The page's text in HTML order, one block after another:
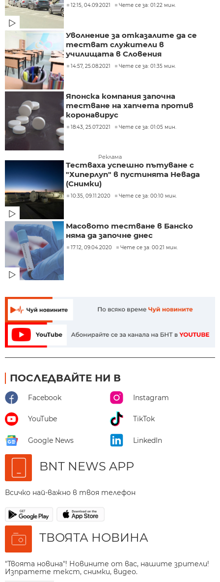
12:15, 04.09.2021 Чете се за: 01:22 мин.
Уволнение за отказалите да се
тестват служители в
училищата в Словения
14:57, 25.08.2021 Чете се за: 01:35 мин.
Японска компания започна
тестване на хапчета против
коронавирус
18:43, 25.07.2021 Чете се за: 01:05 мин.
Реклама
Тестваха успешно пътуване с
"Хиперлуп" в пустинята Невада
(Снимки)
10:35, 09.11.2020 Чете се за: 00:10 мин.
Масовото тестване в Банско
няма да започне днес
17:12, 09.04.2020 Чете се за: 00:21 мин.
ПОСЛЕДВАЙТЕ НИ В
Facebook Instagram
YouTube TikTok
Google News LinkedIn
BNT NEWS APP
Всичко най-важно в твоя телефон
ТВОЯТА НОВИНА
"Твоята новина"! Новините от вас, нашите зрители!
Изпратете текст, снимки, видео.